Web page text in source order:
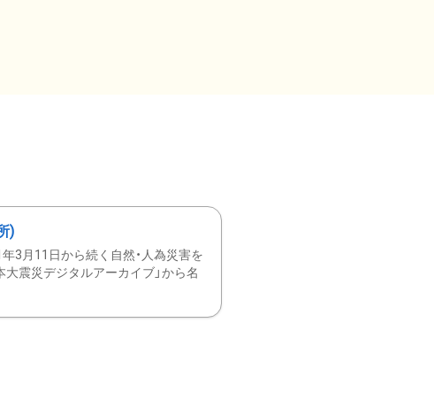
)
3月11日から続く自然・人為災害を
震災デジタルアーカイブ」から名